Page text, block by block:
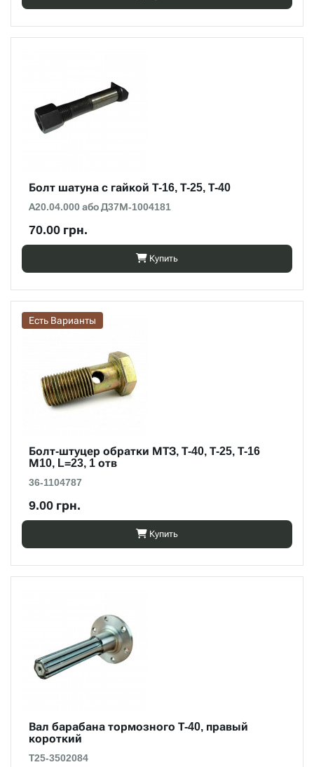
Болт шатуна с гайкой Т-16, Т-25, Т-40
А20.04.000 або Д37М-1004181
70.00 грн.
Купить
Есть Варианты
Болт-штуцер обратки МТЗ, Т-40, Т-25, Т-16
М10, L=23, 1 отв
36-1104787
9.00 грн.
Купить
Вал барабана тормозного Т-40, правый
короткий
Т25-3502084